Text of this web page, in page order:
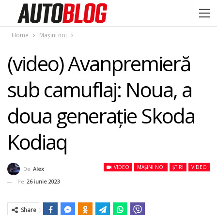
Home Mașini noi
(video) Avanpremieră
sub camuflaj: Noua, a
doua generaţie Skoda
Kodiaq
VIDEO MAȘINI NOI ȘTIRI VIDEO
De Alex
Pe 26 iunie 2023
Share